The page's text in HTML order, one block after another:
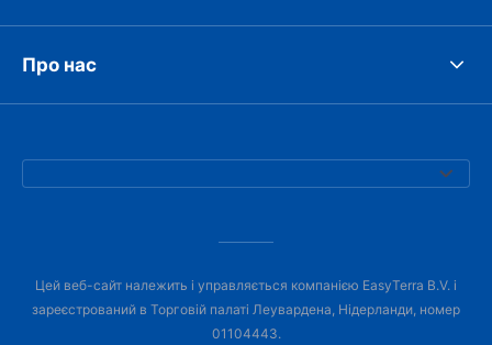
Про нас
Цей веб-сайт належить і управляється компанією EasyTerra B.V. і
зареєстрований в Торговій палаті Леувардена, Нідерланди, номер
01104443.